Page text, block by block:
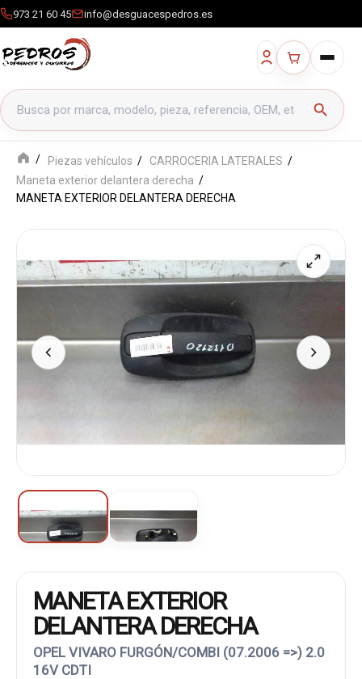
973 21 60 45 info@desguacespedros.es
Buscar productos
search
Piezas vehículos
CARROCERIA LATERALES
Maneta exterior delantera derecha
MANETA EXTERIOR DELANTERA DERECHA
MANETA EXTERIOR
DELANTERA DERECHA
OPEL VIVARO FURGÓN/COMBI (07.2006 =>) 2.0
16V CDTI